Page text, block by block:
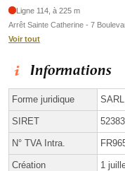
Ligne 114, à 225 m
Arrêt Sainte Catherine - 7
Voir tout
Informations
Forme juridique SARL
SIRET
N° TVA Intra.
Création 1